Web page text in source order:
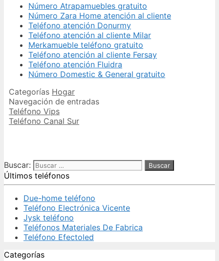
Número Atrapamuebles gratuito
Número Zara Home atención al cliente
Teléfono atención Donurmy
Teléfono atención al cliente Milar
Merkamueble teléfono gratuito
Teléfono atención al cliente Fersay
Teléfono atención Fluidra
Número Domestic & General gratuito
Categorías Hogar
Navegación de entradas
Teléfono Vips
Teléfono Canal Sur
Buscar:
Últimos teléfonos
Due-home teléfono
Teléfono Electrónica Vicente
Jysk teléfono
Teléfonos Materiales De Fabrica
Teléfono Efectoled
Categorías